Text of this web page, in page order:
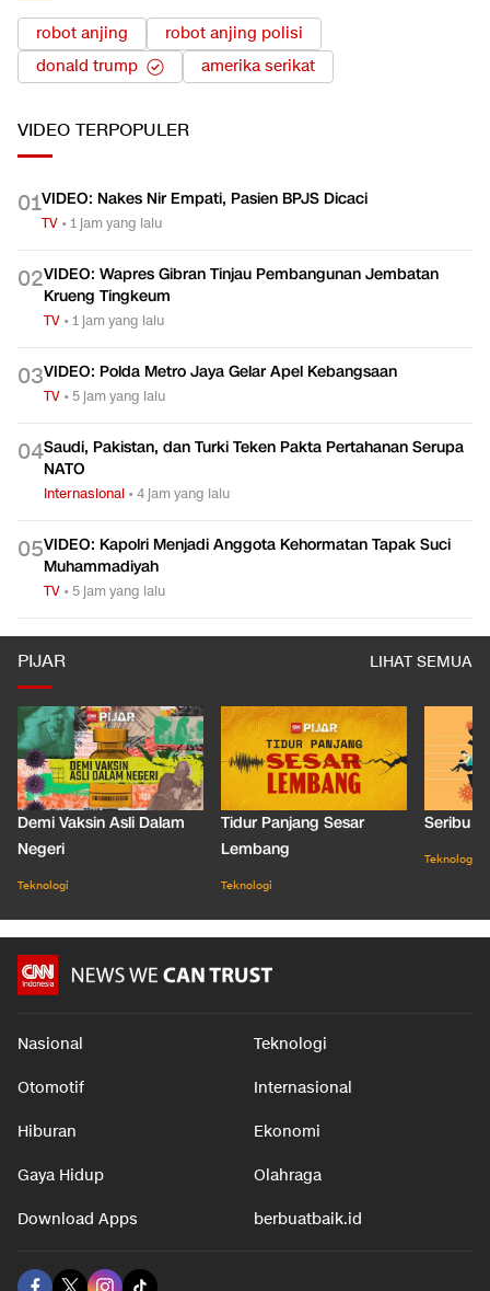
robot anjing
robot anjing polisi
donald trump
amerika serikat
VIDEO TERPOPULER
01VIDEO: Nakes Nir Empati, Pasien BPJS Dicaci
TV •1 jam yang lalu
02VIDEO: Wapres Gibran Tinjau Pembangunan Jembatan
Krueng Tingkeum
TV •1 jam yang lalu
03VIDEO: Polda Metro Jaya Gelar Apel Kebangsaan
TV • 5 jam yang lalu
04Saudi, Pakistan, dan Turki Teken Pakta Pertahanan Serupa
NATO
Internasional •4 jam yang lalu
05VIDEO: Kapolri Menjadi Anggota Kehormatan Tapak Suci
Muhammadiyah
TV • 5 jam yang lalu
PIJAR LIHAT SEMUA
Demi Vaksin Asli Dalam
Negeri
Teknologi
Tidur Panjang Sesar
Lembang
Teknologi
Seribu
Teknologi
Nasional Teknologi
Otomotif Internasional
Hiburan Ekonomi
Gaya Hidup Olahraga
Download Apps berbuatbaik.id